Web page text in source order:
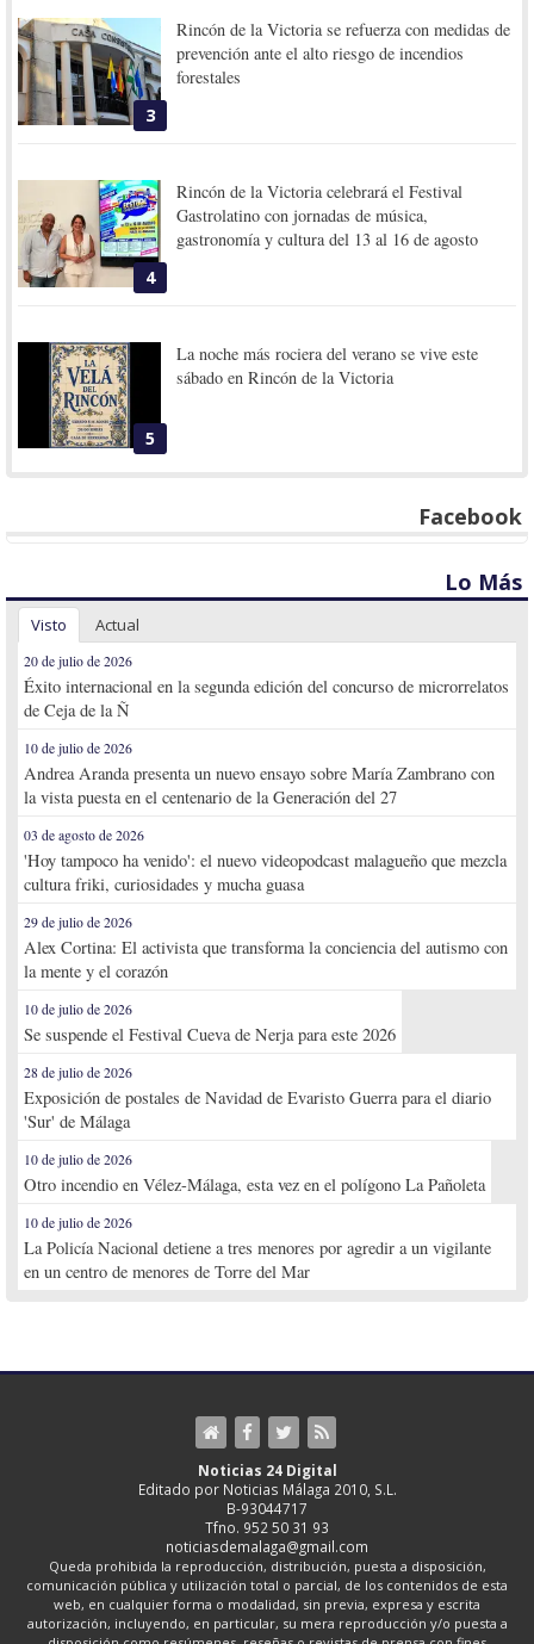
3
Rincón de la Victoria se refuerza con medidas de
prevención ante el alto riesgo de incendios
forestales
4
Rincón de la Victoria celebrará el Festival
Gastrolatino con jornadas de música,
gastronomía y cultura del 13 al 16 de agosto
5
La noche más rociera del verano se vive este
sábado en Rincón de la Victoria
Facebook
Lo Más
Visto Actual
20 de julio de 2026
Éxito internacional en la segunda edición del concurso de microrrelatos
de Ceja de la Ñ
10 de julio de 2026
Andrea Aranda presenta un nuevo ensayo sobre María Zambrano con
la vista puesta en el centenario de la Generación del 27
03 de agosto de 2026
'Hoy tampoco ha venido': el nuevo videopodcast malagueño que mezcla
cultura friki, curiosidades y mucha guasa
29 de julio de 2026
Alex Cortina: El activista que transforma la conciencia del autismo con
la mente y el corazón
10 de julio de 2026
Se suspende el Festival Cueva de Nerja para este 2026
28 de julio de 2026
Exposición de postales de Navidad de Evaristo Guerra para el diario
'Sur' de Málaga
10 de julio de 2026
Otro incendio en Vélez-Málaga, esta vez en el polígono La Pañoleta
10 de julio de 2026
La Policía Nacional detiene a tres menores por agredir a un vigilante
en un centro de menores de Torre del Mar
Noticias 24 Digital
Editado por Noticias Málaga 2010, S.L.
B-93044717
Tfno. 952 50 31 93
noticiasdemalaga@gmail.com
Queda prohibida la reproducción, distribución, puesta a disposición,
comunicación pública y utilización total o parcial, de los contenidos de esta
web, en cualquier forma o modalidad, sin previa, expresa y escrita
autorización, incluyendo, en particular, su mera reproducción y/o puesta a